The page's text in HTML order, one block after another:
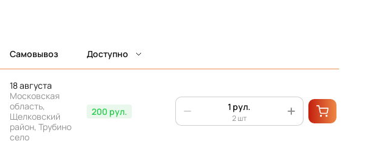
Самовывоз Доступно
18 августа
Московская
область,
Щелковский
район, Трубино
село
200 рул. рул.
2 шт